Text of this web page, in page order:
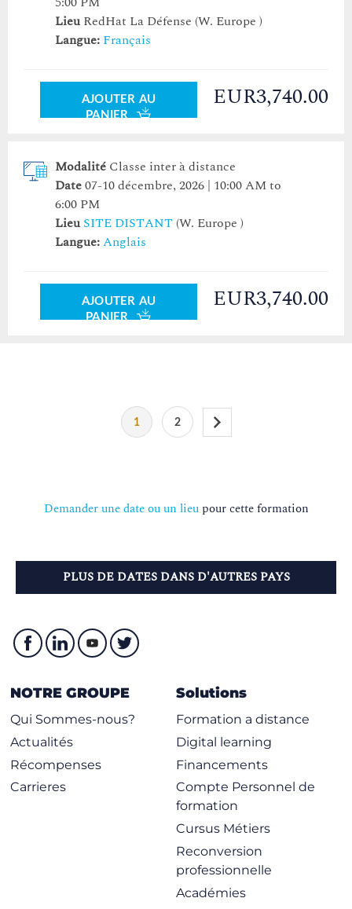
Lieu RedHat La Défense (W. Europe )
Langue: Français
AJOUTER AU
PANIER
EUR3,740.00
Modalité Classe inter à distance
Date07-10 décembre, 2026 | 10:00 AM to
6:00 PM
Lieu SITE DISTANT (W. Europe )
Langue:Anglais
AJOUTER AU
PANIER
EUR3,740.00
1 2
Demander une date ou un lieupour cette formation
PLUS DE DATES DANS D'AUTRES PAYS
NOTRE GROUPE
Qui Sommes-nous?
Actualités
Récompenses
Carrieres
Solutions
Formation a distance
Digital learning
Financements
Compte Personnel de
formation
Cursus Métiers
Reconversion
professionnelle
Académies